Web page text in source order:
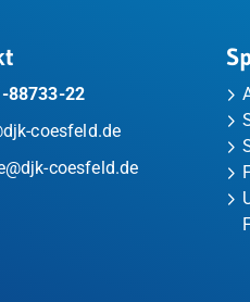
88733-22
coesfeld.de
coesfeld.de